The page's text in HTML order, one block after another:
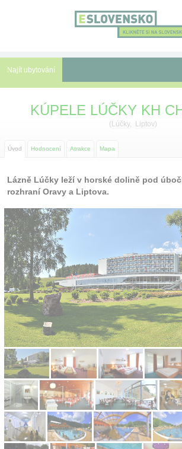
Najít ubytování
Autobusové zájezdy
Před cestou
Atrakce
O nás
Kontakt
KÚPELE LÚČKY KH
( Lúčky, Liptov)
Úvod Hodnocení Atrakce Mapa
Lázně Lúčky leží v horské dolině pod
rozhraní Oravy a Liptova.